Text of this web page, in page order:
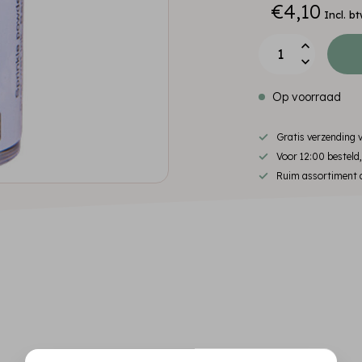
€4,10 Incl.
Op voorraad
Gratis
Voor 12:00
Ruim assortiment